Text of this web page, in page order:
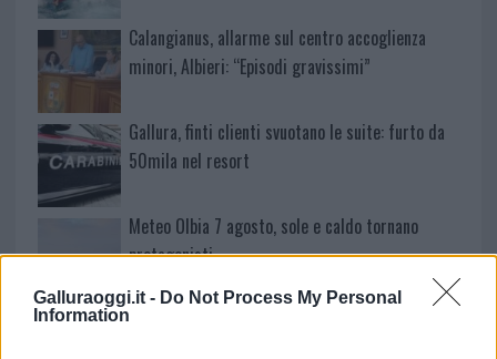
Galluraoggi.it - Do Not Process My Personal
Information
Calangianus, allarme sul centro accoglienza
minori, Albieri: “Episodi gravissimi”
Gallura, finti clienti svuotano le suite: furto da
50mila nel resort
Meteo Olbia 7 agosto, sole e caldo tornano
protagonisti
Test tunnel Olbia: rampe chiuse ancora fino a